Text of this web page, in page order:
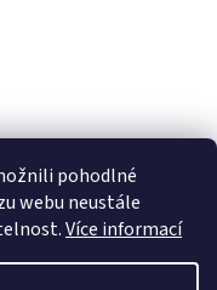
pohodlné
webu neustále
Více informací